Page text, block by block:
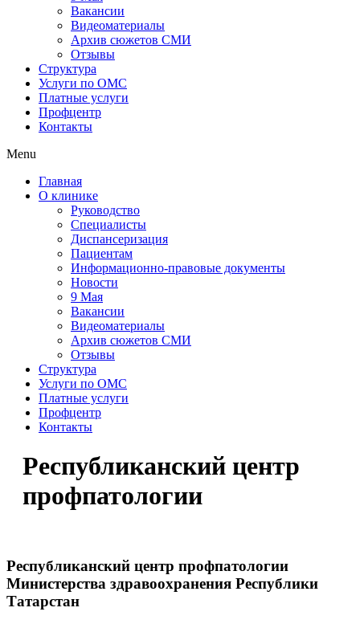
Вакансии
Видеоматериалы
Архив сюжетов СМИ
Отзывы
Структура
Услуги по ОМС
Платные услуги
Профцентр
Контакты
Menu
Главная
О клинике
Руководство
Специалисты
Диспансеризация
Пациентам
Информационно-правовые документы
Новости
9 Мая
Вакансии
Видеоматериалы
Архив сюжетов СМИ
Отзывы
Структура
Услуги по ОМС
Платные услуги
Профцентр
Контакты
Республиканский центр
профпатологии
Республиканский центр профпатологии
Министерства здравоохранения Республики
Татарстан